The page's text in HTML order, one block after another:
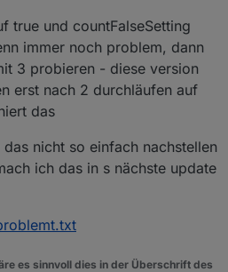
true und countFalseSetting
immer noch problem, dann
3 probieren - diese version
erst nach 2 durchläufen auf
das
nicht so einfach nachstellen
ich das in s nächste update
es sinnvoll dies in der Überschrift des